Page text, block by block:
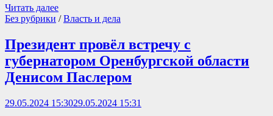
Читать далее
Без рубрики /Власть и дела
Президент провёл встречу с
губернатором Оренбургской области
Денисом Паслером
29.05.2024 15:3029.05.2024 15:31